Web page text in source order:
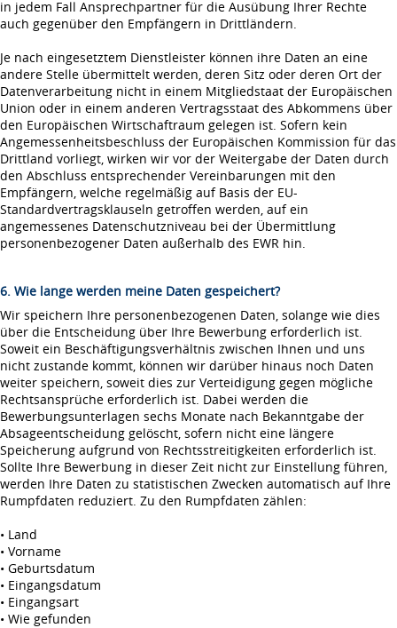
in jedem Fall Ansprechpartner für die Ausübung Ihrer Rechte
auch gegenüber den Empfängern in Drittländern.
Je nach eingesetztem Dienstleister können ihre Daten an eine
andere Stelle übermittelt werden, deren Sitz oder deren Ort der
Datenverarbeitung nicht in einem Mitgliedstaat der Europäischen
Union oder in einem anderen Vertragsstaat des Abkommens über
den Europäischen Wirtschaftraum gelegen ist. Sofern kein
Angemessenheitsbeschluss der Europäischen Kommission für das
Drittland vorliegt, wirken wir vor der Weitergabe der Daten durch
den Abschluss entsprechender Vereinbarungen mit den
Empfängern, welche regelmäßig auf Basis der EU-
Standardvertragsklauseln getroffen werden, auf ein
angemessenes Datenschutzniveau bei der Übermittlung
personenbezogener Daten außerhalb des EWR hin.
6. Wie lange werden meine Daten gespeichert?
Wir speichern Ihre personenbezogenen Daten, solange wie dies
über die Entscheidung über Ihre Bewerbung erforderlich ist.
Soweit ein Beschäftigungsverhältnis zwischen Ihnen und uns
nicht zustande kommt, können wir darüber hinaus noch Daten
weiter speichern, soweit dies zur Verteidigung gegen mögliche
Rechtsansprüche erforderlich ist. Dabei werden die
Bewerbungsunterlagen sechs Monate nach Bekanntgabe der
Absageentscheidung gelöscht, sofern nicht eine längere
Speicherung aufgrund von Rechtsstreitigkeiten erforderlich ist.
Sollte Ihre Bewerbung in dieser Zeit nicht zur Einstellung führen,
werden Ihre Daten zu statistischen Zwecken automatisch auf Ihre
Rumpfdaten reduziert. Zu den Rumpfdaten zählen:
• Land
• Vorname
• Geburtsdatum
• Eingangsdatum
• Eingangsart
• Wie gefunden